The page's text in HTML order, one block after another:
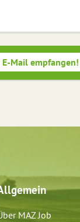
E-Mail empfangen!
MAZ Job